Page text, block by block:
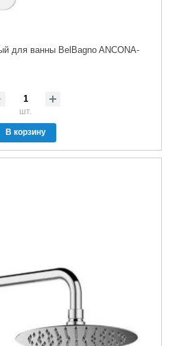
для ванны BelBagno ANCONA-
шт.
В корзину